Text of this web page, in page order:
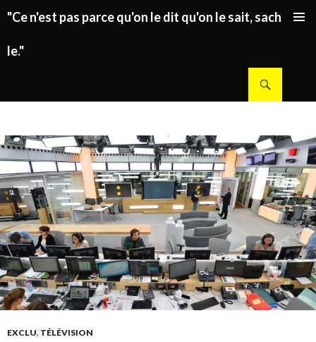
"Ce n'est pas parce qu'on le dit qu'on le sait, sachez
le."
EXCLU, TÉLÉVISION